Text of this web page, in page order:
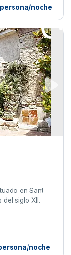
noche
en Sant
del siglo XII.
noche